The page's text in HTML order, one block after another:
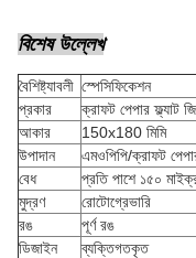
বিশেষ উল্লেখ
বৈশিষ্ট্যাবলী স্পেসিফিকেশন
প্রকার
ক্রাফট পেপার ফ্ল্যাট
আকার
150x180 মিমি
উপাদান
এমওপিপি/ক্রাফট
বেধ
প্রতি পাশে ১৫০
মুদ্রণ
রোটোগ্রেভারি
রঙ
পূর্ণ রঙ
ডিজাইন
ব্যক্তিগতকৃত